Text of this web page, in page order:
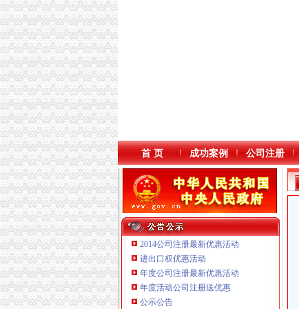
本站导航
首 页 成功案例 公司注册
2014公司注册最新优惠活动
进出口权优惠活动
年度公司注册最新优惠活动
年度活动公司注册送优惠
公示公告